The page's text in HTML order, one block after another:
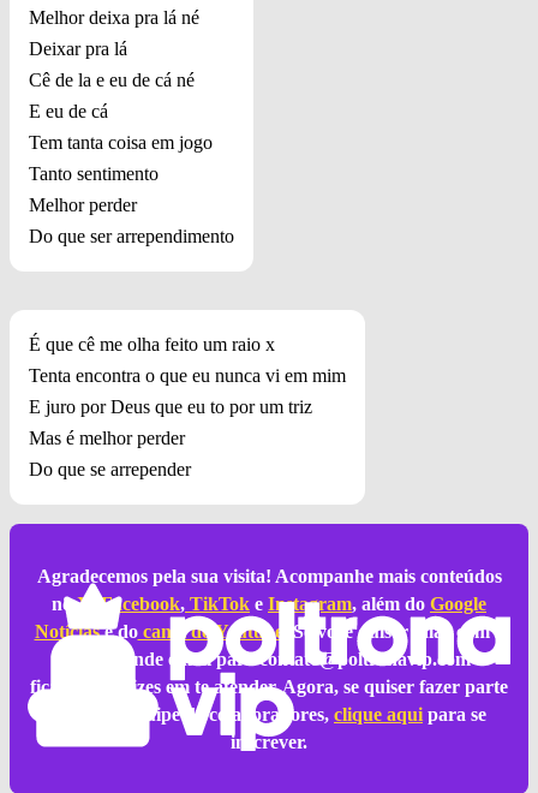
Melhor deixa pra lá né
Deixar pra lá
Cê de la e eu de cá né
E eu de cá
Tem tanta coisa em jogo
Tanto sentimento
Melhor perder
Do que ser arrependimento
É que cê me olha feito um raio x
Tenta encontra o que eu nunca vi em mim
E juro por Deus que eu to por um triz
Mas é melhor perder
Do que se arrepender
Agradecemos pela sua visita! Acompanhe mais conteúdos
noX Facebook, TikTok e Instagram, além do Google
Notíciase docanal do Youtube
. Se você quiser falar com a
gente, mande email paracontato@poltronavip.come
ficaremos felizes em te atender. Agora, se quiser fazer parte
da nossa equipe de colaboradores, clique aqui para se
inscrever.